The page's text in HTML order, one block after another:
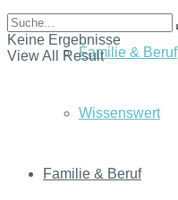
Familie & Beruf
Wissenswert
Familie & Beruf
Keine Ergebnisse
View All Result